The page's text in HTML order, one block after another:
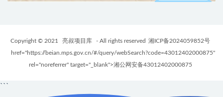
Copyright © 2021 亮叔项目库 - All rights reserved 湘ICP备2024059852号
href="https://beian.mps.gov.cn/#/query/webSearch?code=43012402000875"
rel="noreferrer" target="_blank">湘公网安备43012402000875
```